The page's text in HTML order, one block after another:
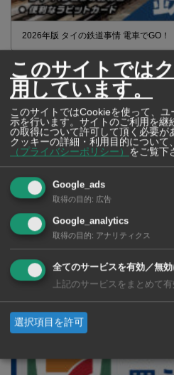
2026年版 タイの鉄道事情 電車でGO！
【タイ・バンコク】 マルシェトンロ
2026年版
このサイトでは
用しています。
このサイトではCookieを使って、
示を行います。サイトのご利用を継
の取得について許可して頂く必要が
クッキーの詳細・利用目的について
（プライバシーポリシー）
をご覧下
Google_ads
取得の目的: 広告
Google_analytics
取得の目的: アナリティクス
全てのサービスを有効／無効
上記のサービスをまとめて
選択項目を許可